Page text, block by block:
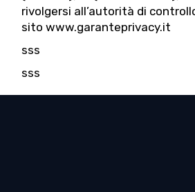
rivolgersi all’autorità di
sitowww.garanteprivacy.it
sss
sss